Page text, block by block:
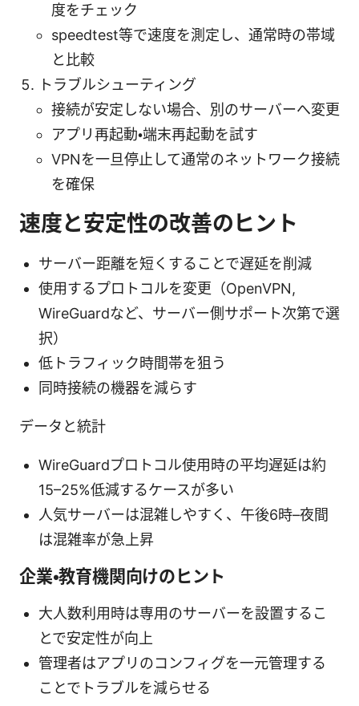
度をチェック
speedtest等で速度を測定し、通常時の帯域
と比較
トラブルシューティング
接続が安定しない場合、別のサーバーへ変更
アプリ再起動・端末再起動を試す
VPNを一旦停止して通常のネットワーク接続
を確保
速度と安定性の改善のヒント
サーバー距離を短くすることで遅延を削減
使用するプロトコルを変更（OpenVPN,
WireGuardなど、サーバー側サポート次第で選
択）
低トラフィック時間帯を狙う
同時接続の機器を減らす
データと統計
WireGuardプロトコル使用時の平均遅延は約
15–25%低減するケースが多い
人気サーバーは混雑しやすく、午後6時–夜間
は混雑率が急上昇
企業・教育機関向けのヒント
大人数利用時は専用のサーバーを設置するこ
とで安定性が向上
管理者はアプリのコンフィグを一元管理する
ことでトラブルを減らせる